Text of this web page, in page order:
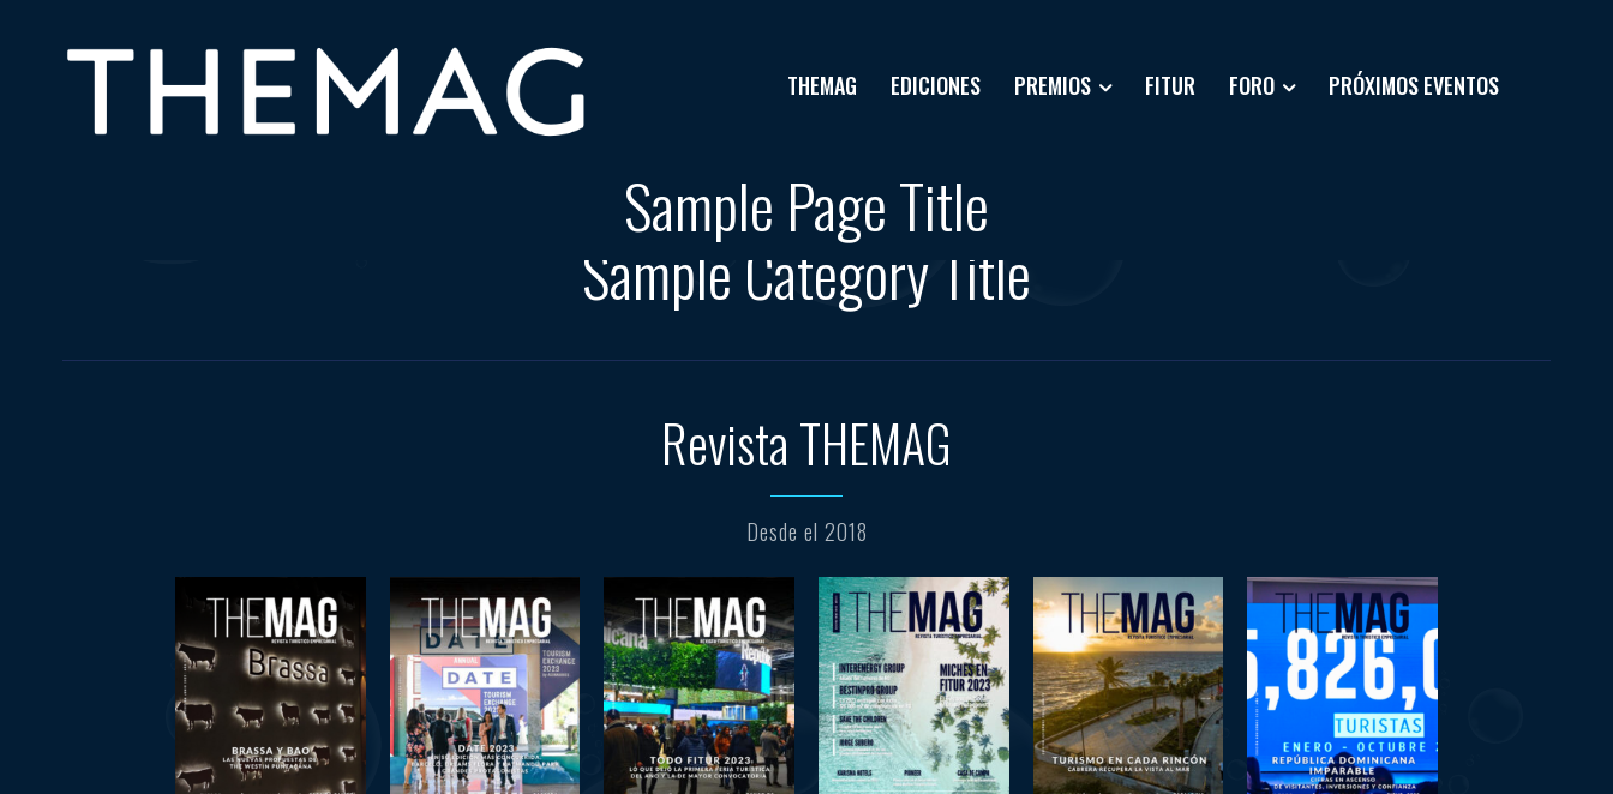
THEMAG EDICIONES PREMIOS FITUR FORO PRÓXIMOS EVENTOS
Sample Page Title
Sample Category Title
Revista THEMAG
Desde el 2018